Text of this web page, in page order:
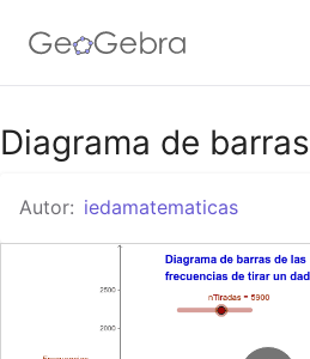
Google Classroom
GeoGebra Classroom
Abrir sesión
Diagrama de barras
Autor: iedamatematicas